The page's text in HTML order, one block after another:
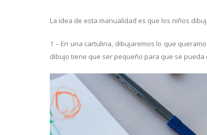
La idea de esta manualidad es que los niños
1 – En una cartulina, dibujaremos lo que
dibujo tiene que ser pequeño para que se pueda